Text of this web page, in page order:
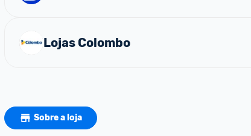
Lojas Colombo
Sobre a loja